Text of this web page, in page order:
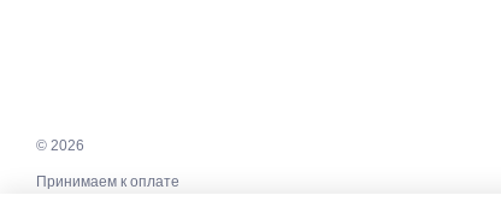
© 2026
Принимаем к оплате